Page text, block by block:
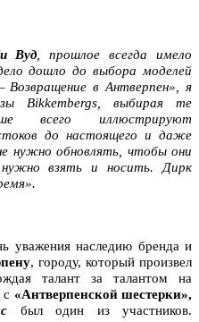
Вуд , прошлое всегда имело
дошло до выбора моделей
в Антверпен», я
Bikkembergs, выбирая те
всего иллюстрируют
до настоящего и даже
нужно обновлять, чтобы они
взять и носить. Дирк
уважения наследию бренда и
, городу, который произвел
талант за талантом на
«Антверпенской шестерки»,
был один из участников.